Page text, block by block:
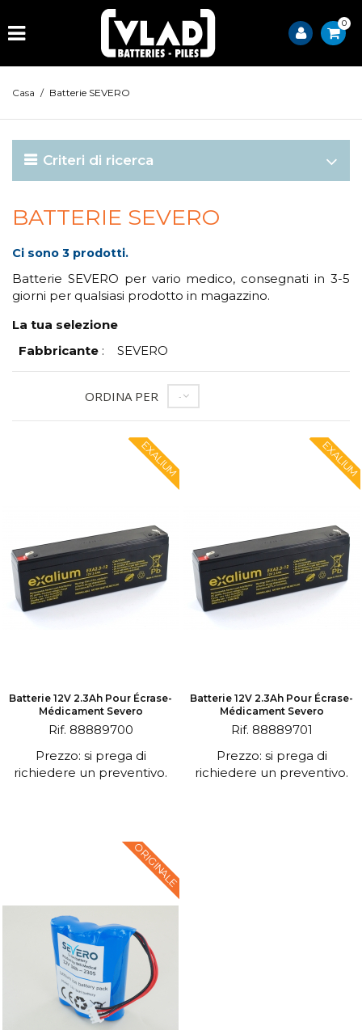
0
Casa / Batterie SEVERO
Criteri di ricerca
BATTERIE SEVERO
Ci sono 3 prodotti.
Batterie SEVERO per vario medico, consegnati in 3-5
giorni per qualsiasi prodotto in magazzino.
La tua selezione
Fabbricante : SEVERO
ORDINA PER --
EXALIUM
Batterie 12V 2.3Ah Pour Écrase-
Médicament Severo
Rif. 88889700
Prezzo: si prega di
richiedere un preventivo.
EXALIUM
Batterie 12V 2.3Ah Pour Écrase-
Médicament Severo
Rif. 88889701
Prezzo: si prega di
richiedere un preventivo.
ORIGINALE